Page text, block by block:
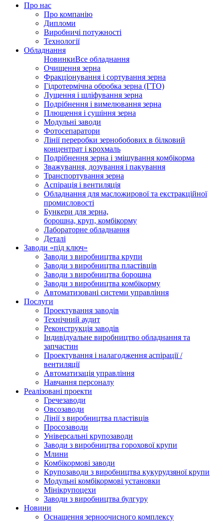
Про нас
Про компанію
Дипломи
Виробничі потужності
Технології
Обладнання
НовинкиВсе обладнання
Очищення зерна
Фракціонування і сортування зерна
Гідротермічна обробка зерна (ГТО)
Лущення і шліфування зерна
Подрібнення і вимелювання зерна
Плющення і сушіння зерна
Модульні заводи
Фотосепаратори
Лінії переробки зернобобових в білковий
концентрат і крохмаль
Подрібнення зерна і змішування комбікорма
Зважування, дозування і пакування
Транспортування зерна
Аспірація і вентиляція
Обладнання для масложирової та екстракційної
промисловості
Бункери для зерна,
борошна, круп, комбікорму
Лабораторне обладнання
Деталі
Заводи «під ключ»
Заводи з виробництва крупи
Заводи з виробництва пластівців
Заводи з виробництва борошна
Заводи з виробництва комбікорму
Автоматизовані системи управління
Послуги
Проектування заводів
Технічний аудит
Реконструкція заводів
Індивідуальне виробництво обладнання та
запчастин
Проектування і налагодження аспірації /
вентиляції
Автоматизація управління
Навчання персоналу
Реалізовані проекти
Гречезаводи
Овсозаводи
Лінії з виробництва пластівців
Просозаводи
Універсальні крупозаводи
Заводи з виробництва горохової крупи
Млини
Комбікормові заводи
Крупозаводи з виробництва кукурудзяної крупи
Модульні комбікормові установки
Мінікрупоцехи
Заводи з виробництва булгуру
Новини
Оснащення зерноочисного комплексу